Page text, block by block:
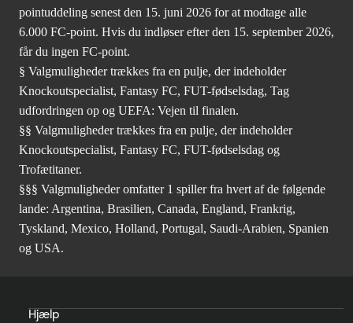
pointuddeling senest den 15. juni 2026 for at modtage alle
6.000 FC-point. Hvis du indløser efter den 15. september 2026,
får du ingen FC-point.
§ Valgmuligheder trækkes fra en pulje, der indeholder
Knockoutspecialist, Fantasy FC, FUT-fødselsdag, Tag
udfordringen op og UEFA: Vejen til finalen.
§§ Valgmuligheder trækkes fra en pulje, der indeholder
Knockoutspecialist, Fantasy FC, FUT-fødselsdag og
Trofætitaner.
§§§ Valgmuligheder omfatter 1 spiller fra hvert af de følgende
lande: Argentina, Brasilien, Canada, England, Frankrig,
Tyskland, Mexico, Holland, Portugal, Saudi-Arabien, Spanien
og USA.
Hjælp